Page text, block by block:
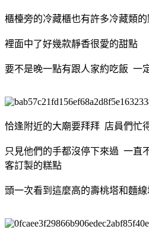
櫃檯旁的冷藏櫃也有許多冷藏類
裡面中了好幾款靜香很愛的甜點
要不是晚一點有跟人家約吃飯 一
恰逢附近的大廟要拜拜 店員們忙
只見他們的手都沒停下來過 一直
客訂製的糕點
頭一次看到這麼高的壽桃塔和麵